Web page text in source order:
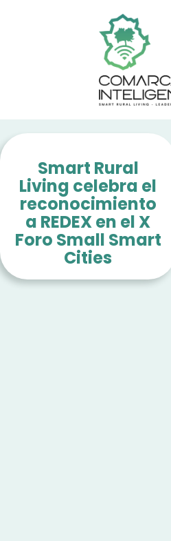
Smart Rural
Living celebra el
reconocimiento
a REDEX en el X
Foro Small Smart
Cities